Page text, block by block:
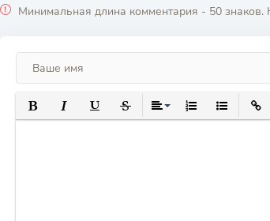
Минимальная длина комментария - 50 знаков.
ПОЛУЖИРНЫЙ
КУРСИВПОДЧЕРКНУТЫЙ
ЗАЧЕРКНУТЫЙ
ВЫРАВНИВАНИЕ